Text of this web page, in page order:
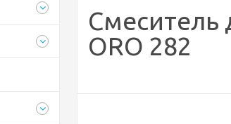
Смеситель
ORO 282